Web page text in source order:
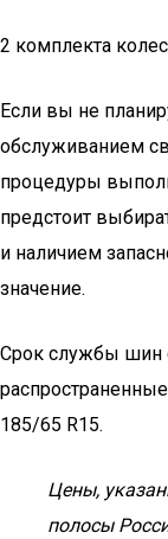
2 комплекта
Если вы не
обслуживанием
процедуры
предстоит
и наличием
значение.
Срок службы шин
185/65 R15.
Цены,
полосы